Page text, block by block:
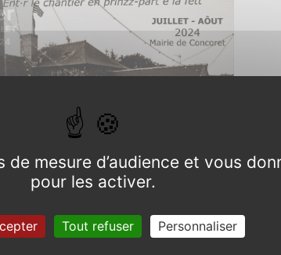
photos sur les
de mesure d’audience et vous
pour les activer.
Tout refuser Personnaliser